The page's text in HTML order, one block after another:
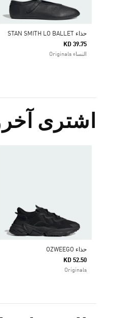
حذاء STAN SMITH LO BALLET
KD 39.75
النساء Originals
اشترى
حذاء OZWEEGO
KD 52.50
Originals